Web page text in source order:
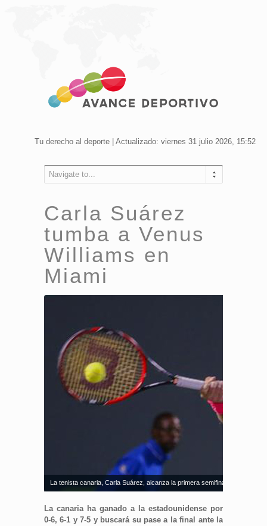
Tu derecho al deporte | Actualizado: viernes 31 julio 2026, 15:52
Navigate to...
Carla Suárez
tumba a Venus
Williams en
Miami
La tenista canaria, Carla Suárez, alcanza la primera semifinal de su
La canaria ha ganado a la estadounidense por
0-6, 6-1 y 7-5 y buscará su pase a la final ante la